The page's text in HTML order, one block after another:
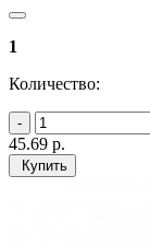
1
Количество:
45.69 р.
Купить